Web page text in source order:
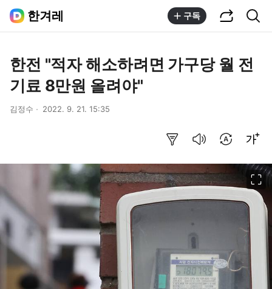
한겨레 구독
한전 "적자 해소하려면 가구당 월 전
기료 8만원 올려야"
김정수 2022. 9. 21. 15:35